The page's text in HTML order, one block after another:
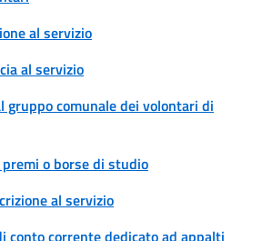
al servizio
al servizio
gruppo comunale dei volontari di
o borse di studio
al servizio
conto corrente dedicato ad appalti